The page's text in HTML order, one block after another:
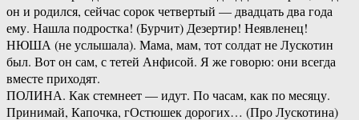
он и родился, сейчас сорок четвертый — двадцать два года
ему. Нашла подростка! (Бурчит) Дезертир! Неявленец!
НЮША (не услышала). Мама, мам, тот солдат не Лускотин
был. Вот он сам, с тетей Анфисой. Я же говорю: они всегда
вместе приходят.
ПОЛИНА. Как стемнеет — идут. По часам, как по месяцу.
Принимай, Капочка, гОстюшек дорогих… (Про Лускотина)